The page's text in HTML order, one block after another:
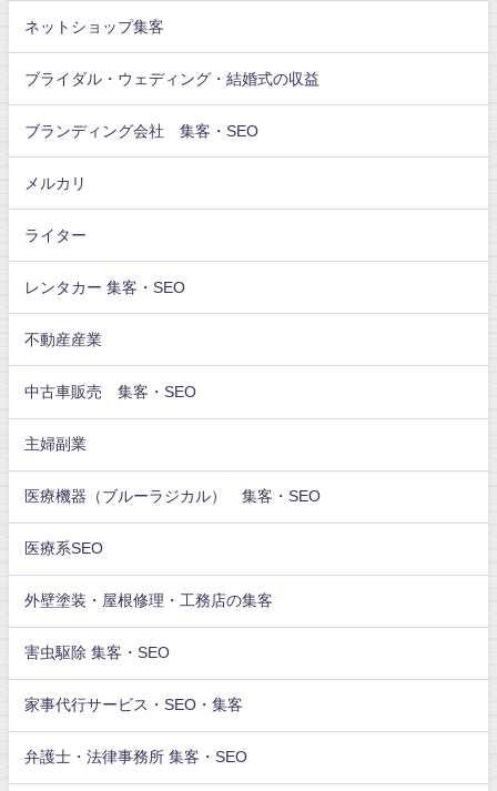
ネットショップ集客
ブライダル・ウェディング・結婚式の収益
ブランディング会社 集客・SEO
メルカリ
ライター
レンタカー 集客・SEO
不動産産業
中古車販売 集客・SEO
主婦副業
医療機器（ブルーラジカル） 集客・SEO
医療系SEO
外壁塗装・屋根修理・工務店の集客
害虫駆除 集客・SEO
家事代行サービス・SEO・集客
弁護士・法律事務所 集客・SEO